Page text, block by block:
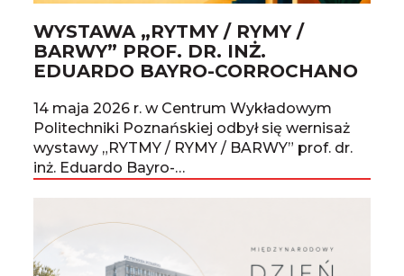
WYSTAWA „RYTMY / RYMY /
BARWY” PROF. DR. INŻ.
EDUARDO BAYRO-CORROCHANO
14 maja 2026 r. w Centrum Wykładowym
Politechniki Poznańskiej odbył się wernisaż
wystawy „RYTMY / RYMY / BARWY” prof. dr.
inż. Eduardo Bayro-…